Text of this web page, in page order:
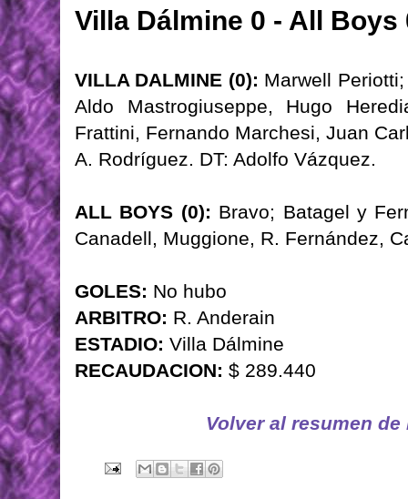
Villa Dálmine 0 - All Boys
VILLA DALMINE (0): Marwell
Aldo Mastrogiuseppe, Hugo
Frattini, Fernando Marchesi, Juan
A. Rodríguez. DT: Adolfo Vázquez.
ALL BOYS (0): Bravo; Batagel y
Canadell, Muggione, R. Fernández,
GOLES: No hubo
ARBITRO: R. Anderain
ESTADIO: Villa Dálmine
RECAUDACION: $ 289.440
Volver al resumen